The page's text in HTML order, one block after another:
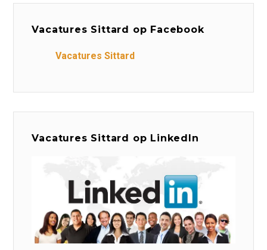
Vacatures Sittard op Facebook
Vacatures Sittard
Vacatures Sittard op LinkedIn